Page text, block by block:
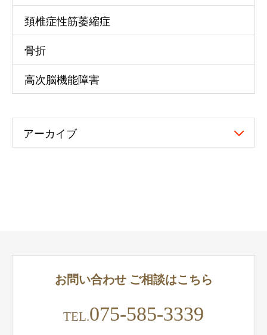
頚椎症性筋萎縮症
骨折
高次脳機能障害
アーカイブ
お問い合わせご相談はこちら
TEL.075-585-3339